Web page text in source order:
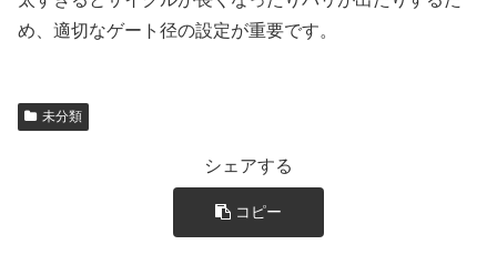
め、適切なゲート径の設定が重要です。
未分類
シェアする
コピー